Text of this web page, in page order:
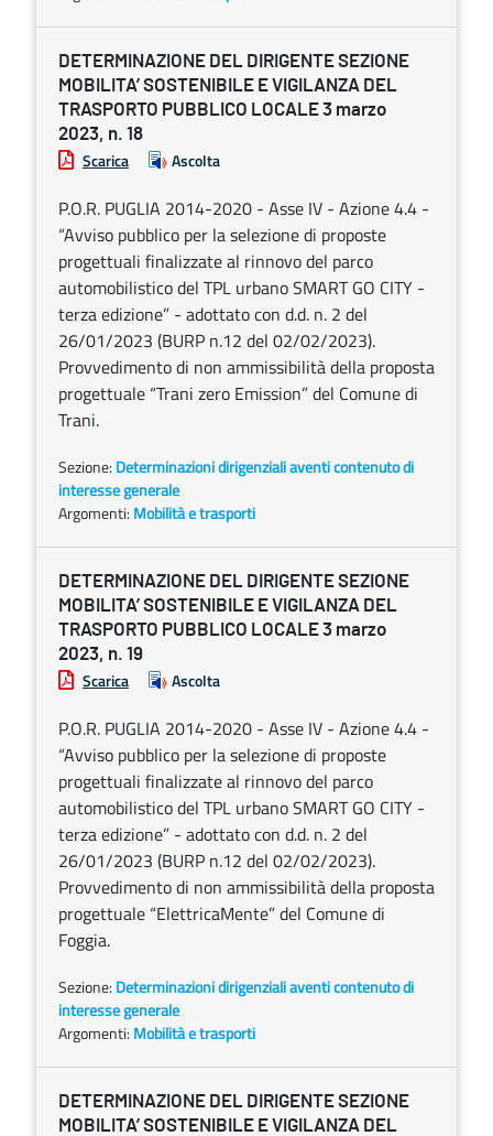
DETERMINAZIONE DEL DIRIGENTE SEZIONE
MOBILITA’ SOSTENIBILE E VIGILANZA DEL
TRASPORTO PUBBLICO LOCALE 3 marzo
2023, n. 18
Scarica Ascolta
P.O.R. PUGLIA 2014-2020 - Asse IV - Azione 4.4 -
“Avviso pubblico per la selezione di proposte
progettuali finalizzate al rinnovo del parco
automobilistico del TPL urbano SMART GO CITY -
terza edizione” - adottato con d.d. n. 2 del
26/01/2023 (BURP n.12 del 02/02/2023).
Provvedimento di non ammissibilità della proposta
progettuale “Trani zero Emission” del Comune di
Trani.
Sezione: Determinazioni dirigenziali aventi contenuto di
interesse generale
Argomenti: Mobilità e trasporti
DETERMINAZIONE DEL DIRIGENTE SEZIONE
MOBILITA’ SOSTENIBILE E VIGILANZA DEL
TRASPORTO PUBBLICO LOCALE 3 marzo
2023, n. 19
Scarica Ascolta
P.O.R. PUGLIA 2014-2020 - Asse IV - Azione 4.4 -
“Avviso pubblico per la selezione di proposte
progettuali finalizzate al rinnovo del parco
automobilistico del TPL urbano SMART GO CITY -
terza edizione” - adottato con d.d. n. 2 del
26/01/2023 (BURP n.12 del 02/02/2023).
Provvedimento di non ammissibilità della proposta
progettuale “ElettricaMente” del Comune di
Foggia.
Sezione: Determinazioni dirigenziali aventi contenuto di
interesse generale
Argomenti: Mobilità e trasporti
DETERMINAZIONE DEL DIRIGENTE SEZIONE
MOBILITA’ SOSTENIBILE E VIGILANZA DEL